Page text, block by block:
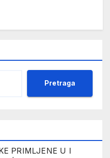
Pretraga
PRIMLJENE U I